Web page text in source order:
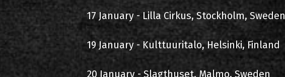
17 January - Lilla Cirkus, Stockholm, Sweden
19 January - Kulttuuritalo, Helsinki, Finland
20 January - Slagthuset, Malmo, Sweden